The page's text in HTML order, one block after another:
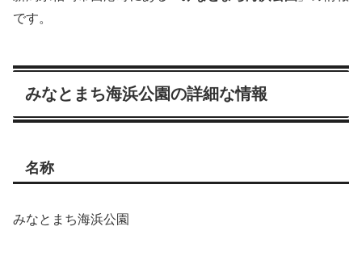
です。
みなとまち海浜公園の詳細な情報
名称
みなとまち海浜公園